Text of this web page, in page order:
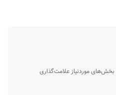
بخش‌های موردنیاز علامت‌گذاری